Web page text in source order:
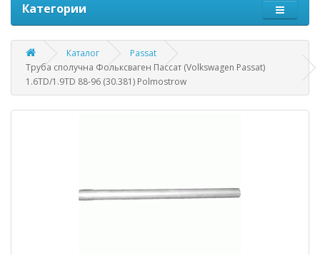
Категории
Каталог
Passat
Труба сполучна Фольксваген Пассат (Volkswagen Passat)
1.6TD/1.9TD 88-96 (30.381) Polmostrow